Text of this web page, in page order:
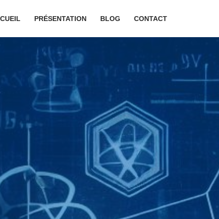
PRÉSENTATION BLOG CONTACT